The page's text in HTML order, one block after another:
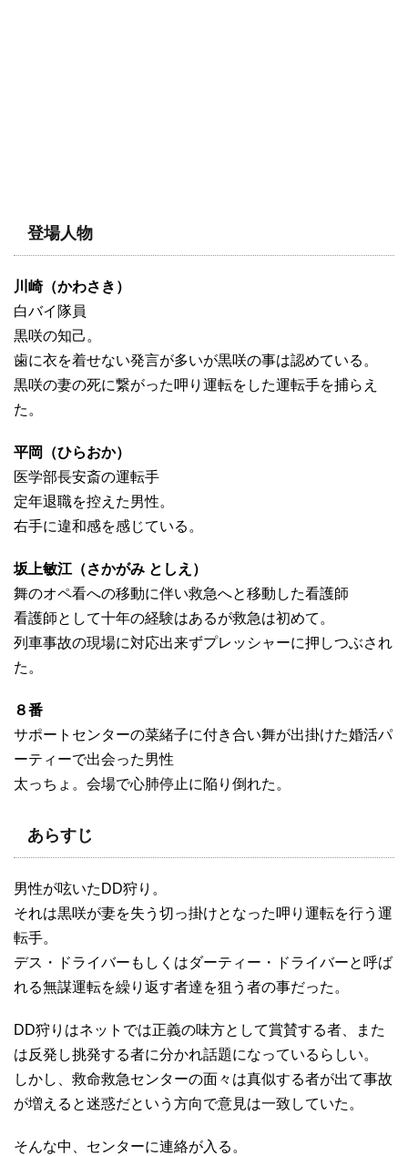
登場人物
川崎（かわさき）
白バイ隊員
黒咲の知己。
歯に衣を着せない発言が多いが黒咲の事は認めている。
黒咲の妻の死に繋がった呷り運転をした運転手を捕らえ
た。
平岡（ひらおか）
医学部長安斎の運転手
定年退職を控えた男性。
右手に違和感を感じている。
坂上敏江（さかがみ としえ）
舞のオペ看への移動に伴い救急へと移動した看護師
看護師として十年の経験はあるが救急は初めて。
列車事故の現場に対応出来ずプレッシャーに押しつぶされ
た。
８番
サポートセンターの菜緒子に付き合い舞が出掛けた婚活パ
ーティーで出会った男性
太っちょ。会場で心肺停止に陥り倒れた。
あらすじ
男性が呟いたDD狩り。
それは黒咲が妻を失う切っ掛けとなった呷り運転を行う運
転手。
デス・ドライバーもしくはダーティー・ドライバーと呼ば
れる無謀運転を繰り返す者達を狙う者の事だった。
DD狩りはネットでは正義の味方として賞賛する者、また
は反発し挑発する者に分かれ話題になっているらしい。
しかし、救命救急センターの面々は真似する者が出て事故
が増えると迷惑だという方向で意見は一致していた。
そんな中、センターに連絡が入る。